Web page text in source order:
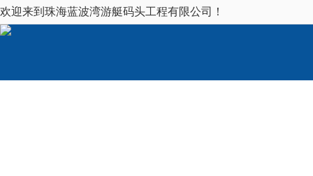
欢迎来到珠海蓝波湾游艇码头工程有限公司！